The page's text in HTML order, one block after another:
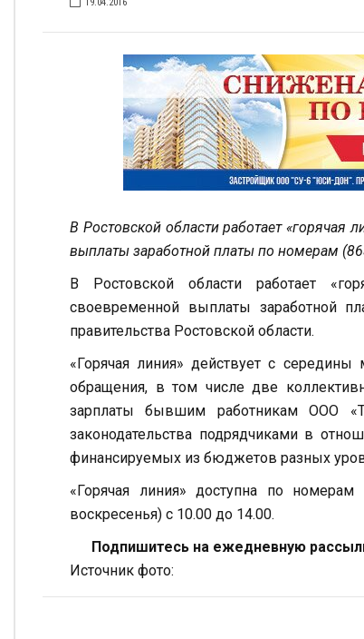
В Ростовской области работает
выплаты заработной платы по номерам
В Ростовской области работает
своевременной выплаты заработной
правительства Ростовской области.
«Горячая линия» действует с
обращения, в том числе две
зарплаты бывшим работникам ООО
законодательства подрядчиками в
финансируемых из бюджетов разных
«Горячая линия» доступна по
воскресенья) с 10.00 до 14.00.
Подпишитесь на ежедневную
Источник фото: